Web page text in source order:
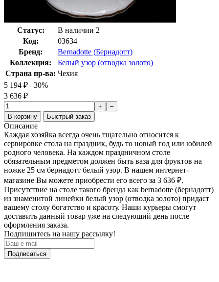
Статус: В наличии 2
Код:
03634
Бренд:
Bernadotte (Бернадотт)
Коллекция:
Белый узор (отводка золото)
Страна пр-ва: Чехия
5 194 ₽ –30%
3 636 ₽
+
–
В корзину
Быстрый заказ
Описание
Каждая хозяйка всегда очень тщательно относится к
сервировке стола на праздник, будь то новый год или юбилей
родного человека. На каждом праздничном столе
обязательным предметом должен быть ваза для фруктов на
ножке 25 см бернадотт белый узор. В нашем интернет-
магазине Вы можете приобрести его всего за 3 636 ₽.
Присутствие на столе такого бренда как bernadotte (бернадотт)
из знаменитой линейки белый узор (отводка золото) придаст
вашему столу богатство и красоту. Наши курьеры смогут
доставить данный товар уже на следующий день после
оформления заказа.
Подпишитесь на нашу рассылку!
Подписаться